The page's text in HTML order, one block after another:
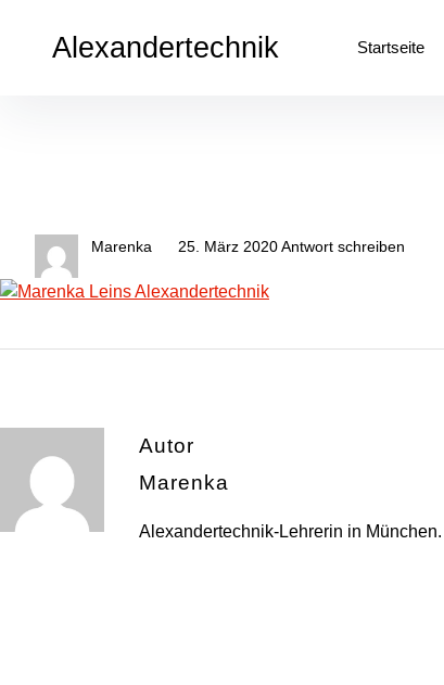
überspringenAlexandertechnik Startseite
Marenka 25. März 2020Antwort schreiben
Autor
Marenka
Alexandertechnik-Lehrerin in